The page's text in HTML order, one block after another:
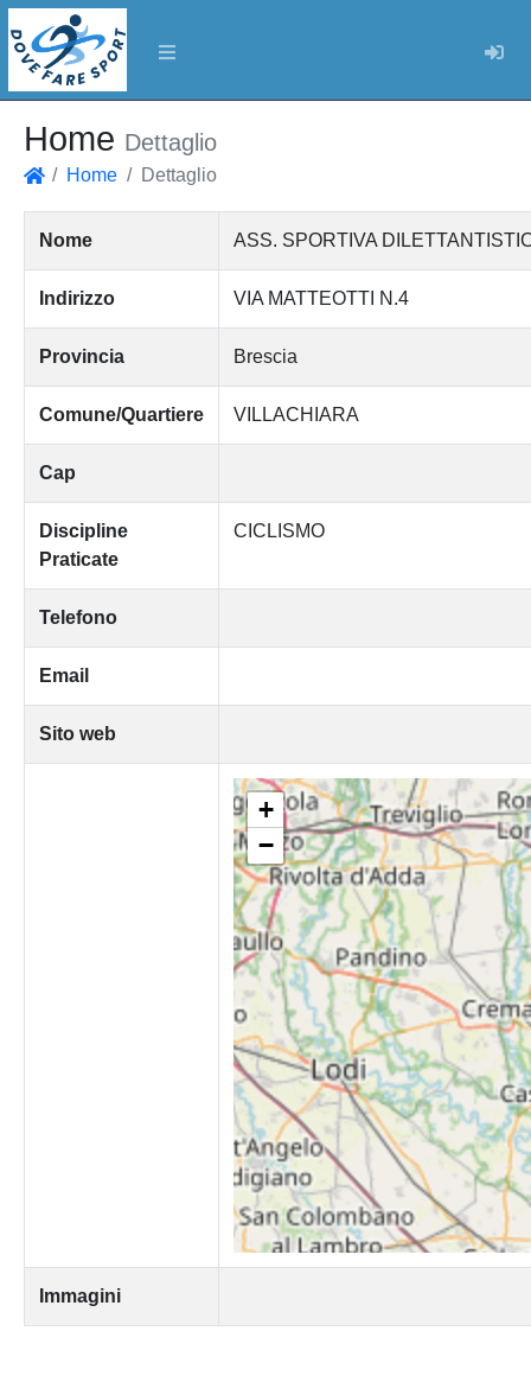
Home Dettaglio
Home Dettaglio
Nome ASS. SPORTIVA
Indirizzo VIA MATTEOTTI N.4
Provincia Brescia
Comune/Quartiere VILLACHIARA
Cap
Discipline
Praticate
CICLISMO
Telefono
Email
Sito web
+
−
Immagini